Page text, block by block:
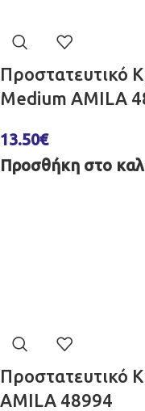
Προστατευτικό
Medium AMILA
13.50€
Προσθήκη στο
Προστατευτικό
AMILA 48994